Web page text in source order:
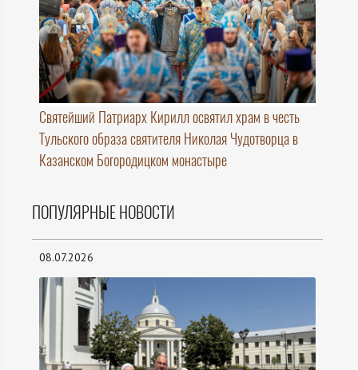
Святейший Патриарх Кирилл освятил храм в честь
Тульского образа святителя Николая Чудотворца в
Казанском Богородицком монастыре
ПОПУЛЯРНЫЕ НОВОСТИ
08.07.2026